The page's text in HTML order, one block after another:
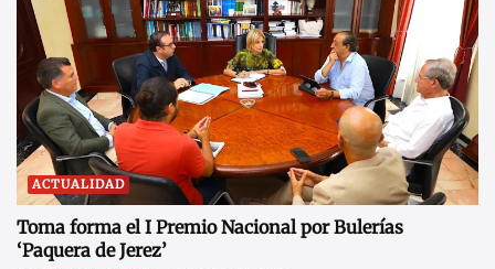
ACTUALIDAD
Toma forma el I Premio Nacional por Bulerías
‘Paquera de Jerez’